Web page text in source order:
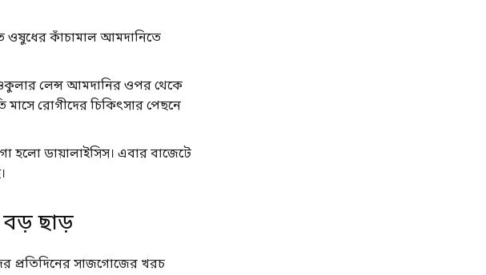
ওষুধের কাঁচামাল আমদানিতে
লেন্স আমদানির ওপর থেকে
মাসে রোগীদের চিকিৎসার পেছনে
হলো ডায়ালাইসিস। এবার বাজেটে
বড় ছাড়
প্রতিদিনের সাজগোজের খরচ